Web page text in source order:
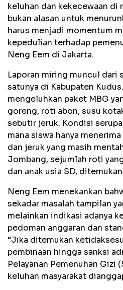
keluhan dan kekecewaan di
bukan alasan untuk
harus menjadi momentum
kepedulian terhadap
Neng Eem di Jakarta.
Laporan miring muncul dari
satunya di Kabupaten
mengeluhkan paket MBG
goreng, roti abon, susu
sebutir jeruk. Kondisi
mana siswa hanya
dan jeruk yang masih
Jombang, sejumlah roti
dan anak usia SD,
Neng Eem menekankan
sekadar masalah tampilan
melainkan indikasi adanya
pedoman anggaran dan
“Jika ditemukan
pembinaan hingga sanksi
Pelayanan Pemenuhan Gizi
keluhan masyarakat